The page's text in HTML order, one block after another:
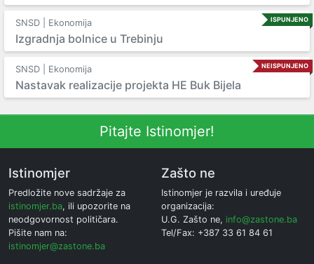
ISPUNJENO
SNSD | Ekonomija
Izgradnja bolnice u Trebinju
NEISPUNJENO
SNSD | Ekonomija
Nastavak realizacije projekta HE Buk Bijela
Pitajte Istinomjer!
Istinomjer
Predložite nove sadržaje za
istinomjer.ba, ili upozorite na
neodgovornost političara.
Pišite nam na:
istinomjer@zastone.ba
Zašto ne
Istinomjer je razvila i uređuje
organizacija:
U.G. Zašto ne, info@zastone.ba
Tel/Fax: +387 33 61 84 61